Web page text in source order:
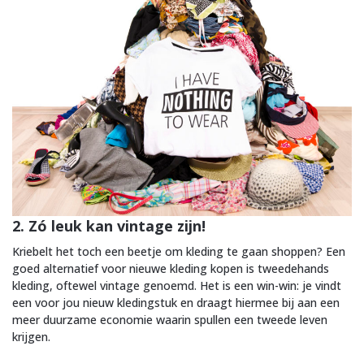
2. Zó leuk kan vintage zijn!
Kriebelt het toch een beetje om kleding te gaan shoppen? Een
goed alternatief voor nieuwe kleding kopen is tweedehands
kleding, oftewel vintage genoemd. Het is een win-win: je vindt
een voor jou nieuw kledingstuk en draagt hiermee bij aan een
meer duurzame economie waarin spullen een tweede leven
krijgen.